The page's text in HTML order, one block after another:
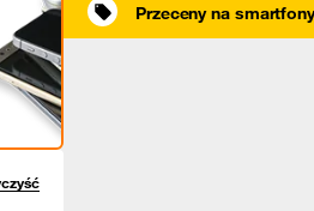
Przeceny na